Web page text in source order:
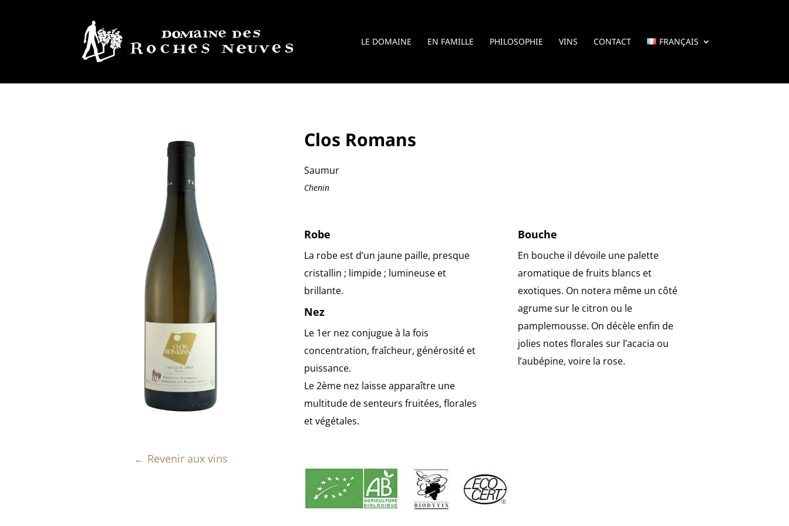
LE DOMAINE EN FAMILLE PHILOSOPHIE VINS CONTACT FRANÇAIS
← Revenir aux vins
Clos Romans
Saumur
Chenin
Robe
La robe est d’un jaune paille, presque
cristallin ; limpide ; lumineuse et
brillante.
Nez
Le 1er nez conjugue à la fois
concentration, fraîcheur, générosité et
puissance.
Le 2ème nez laisse apparaître une
multitude de senteurs fruitées, florales
et végétales.
Bouche
En bouche il dévoile une palette
aromatique de fruits blancs et
exotiques. On notera même un côté
agrume sur le citron ou le
pamplemousse. On décèle enfin de
jolies notes florales sur l’acacia ou
l’aubépine, voire la rose.